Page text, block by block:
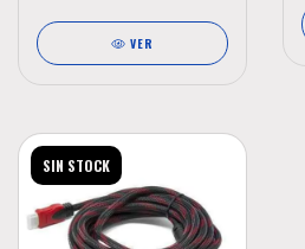
VER
SIN STOCK